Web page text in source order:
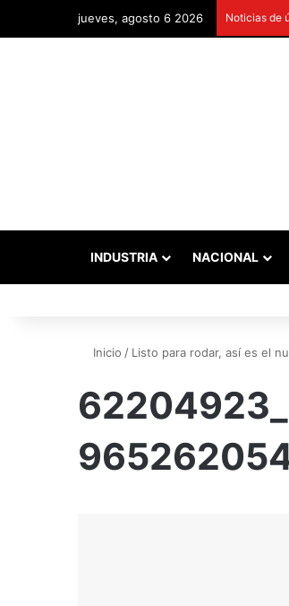
jueves, agosto 6 2026 Noticias de
INDUSTRIA NACIONAL
Inicio / Listo para rodar, así es el